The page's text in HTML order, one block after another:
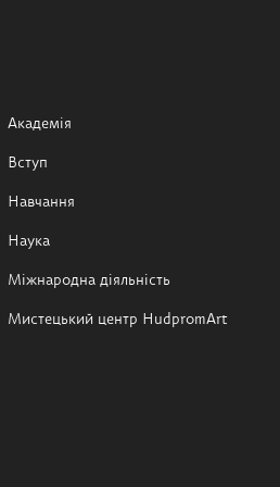
Академія
Вступ
Навчання
Наука
Міжнародна діяльність
Мистецький центр HudpromArt